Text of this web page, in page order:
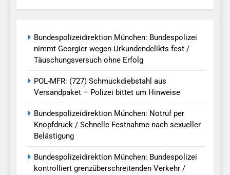
Bundespolizeidirektion München: Bundespolizei
nimmt Georgier wegen Urkundendelikts fest /
Täuschungsversuch ohne Erfolg
POL-MFR: (727) Schmuckdiebstahl aus
Versandpaket – Polizei bittet um Hinweise
Bundespolizeidirektion München: Notruf per
Knopfdruck / Schnelle Festnahme nach sexueller
Belästigung
Bundespolizeidirektion München: Bundespolizei
kontrolliert grenzüberschreitenden Verkehr /